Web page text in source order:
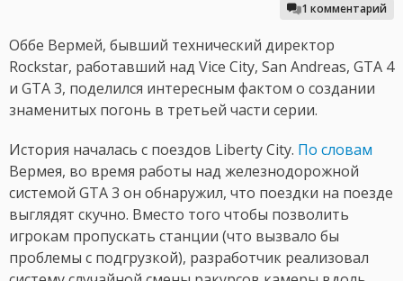
1 комментарий
Оббе Вермей, бывший технический директор
Rockstar, работавший над Vice City, San Andreas, GTA 4
и GTA 3, поделился интересным фактом о создании
знаменитых погонь в третьей части серии.
История началась с поездов Liberty City. По словам
Вермея, во время работы над железнодорожной
системой GTA 3 он обнаружил, что поездки на поезде
выглядят скучно. Вместо того чтобы позволить
игрокам пропускать станции (что вызвало бы
проблемы с подгрузкой), разработчик реализовал